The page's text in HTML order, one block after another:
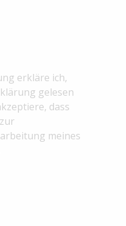
erkläre ich,
gelesen
dass
meines